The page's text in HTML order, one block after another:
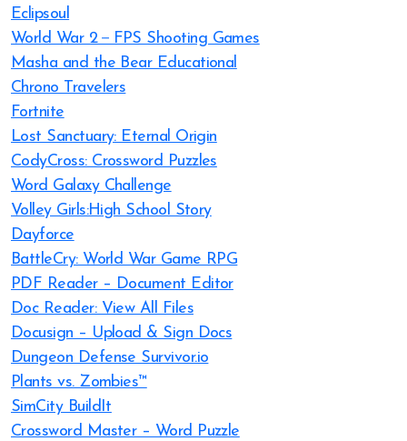
Eclipsoul
World War 2－FPS Shooting Games
Masha and the Bear Educational
Chrono Travelers
Fortnite
Lost Sanctuary: Eternal Origin
CodyCross: Crossword Puzzles
Word Galaxy Challenge
Volley Girls:High School Story
Dayforce
BattleCry: World War Game RPG
PDF Reader – Document Editor
Doc Reader: View All Files
Docusign – Upload & Sign Docs
Dungeon Defense Survivor.io
Plants vs. Zombies™
SimCity BuildIt
Crossword Master – Word Puzzle